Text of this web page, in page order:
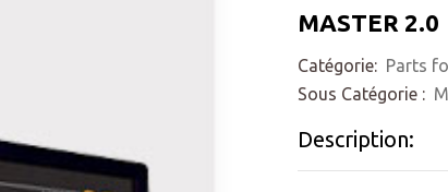
MASTER 2.0
Catégorie: Parts
Sous Catégorie :
Description: